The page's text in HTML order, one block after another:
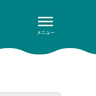
メニュー